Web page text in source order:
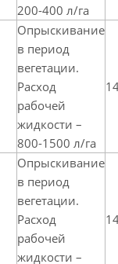
200-400 л/га
Опрыскивание
в период
вегетации.
Расход
рабочей
жидкости –
800-1500 л/га
Опрыскивание
в период
вегетации.
Расход
рабочей
жидкости –